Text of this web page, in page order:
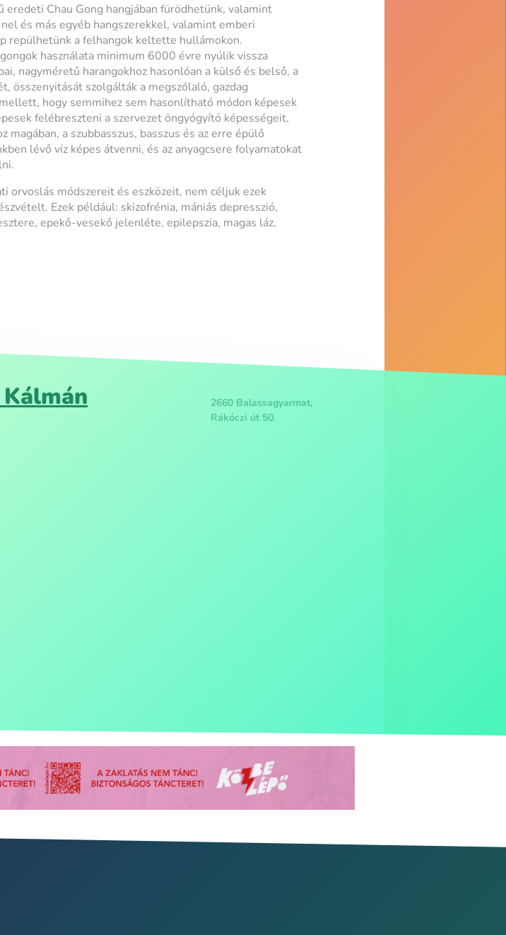
Chau Gong hangjában fürödhetünk, valamint
és más egyéb hangszerekkel, valamint emberi
repülhetünk a felhangok keltette hullámokon.
használata minimum 6000 évre nyúlik vissza
nagyméretű harangokhoz hasonlóan a külső és belső, a
összenyitását szolgálták a megszólaló, gazdag
hogy semmihez sem hasonlítható módon képesek
felébreszteni a szervezet öngyógyító képességeit,
a szubbasszus, basszus és az erre épülő
lévő víz képes átvenni, és az anyagcsere folyamatokat
orvoslás módszereit és eszközeit, nem céljuk ezek
Ezek például: skizofrénia, mániás depresszió,
epekő-vesekő jelenléte, epilepszia, magas láz,
2660 Balassagyarmat,
Rákóczi út 50.